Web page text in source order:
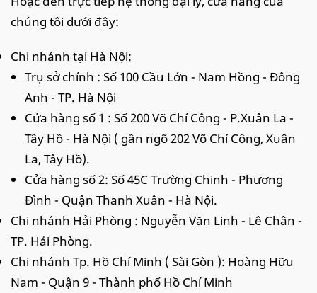
chúng tôi dưới đây:
Chi nhánh tại Hà Nội:
Trụ sở chính : Số 100 Cầu Lớn - Nam Hồng - Đông
Anh - TP. Hà Nội
Cửa hàng số 1 : Số 200 Võ Chí Công - P.Xuân La -
Tây Hồ - Hà Nội ( gần ngõ 202 Võ Chí Công, Xuân
La, Tây Hồ).
Cửa hàng số 2: Số 45C Trường Chinh - Phương
Đình - Quận Thanh Xuân - Hà Nội.
Chi nhánh Hải Phòng : Nguyễn Văn Linh - Lê Chân -
TP. Hải Phòng.
Chi nhánh Tp. Hồ Chí Minh ( Sài Gòn ): Hoàng Hữu
Nam - Quận 9 - Thành phố Hồ Chí Minh